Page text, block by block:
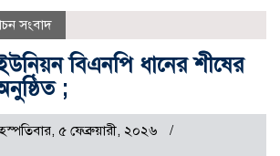
সংবাদ
বিএনপি ধানের শীষের
;
৫ ফেব্রুয়ারী, ২০২৬